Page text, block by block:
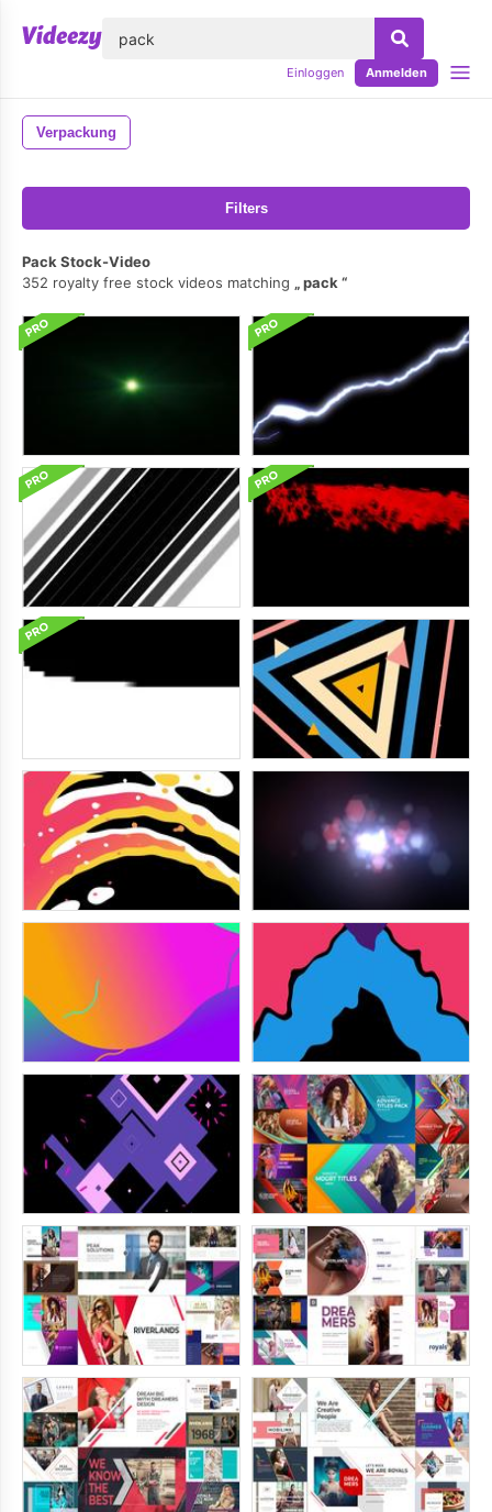
Einloggen Anmelden
Verpackung
Filters
Pack Stock-Video
352 royalty free stock videos matching
pack